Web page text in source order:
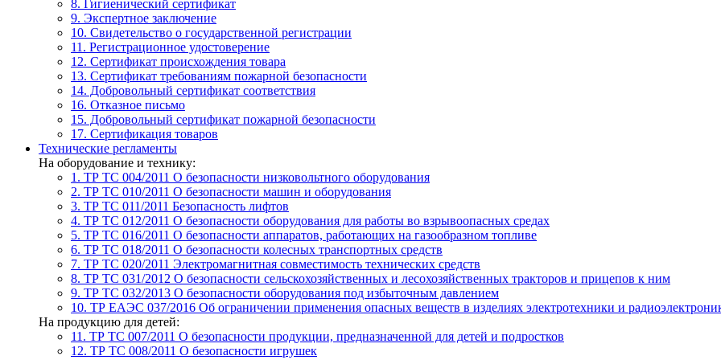
8. Гигиенический сертификат
9. Экспертное заключение
10. Свидетельство о государственной регистрации
11. Регистрационное удостоверение
12. Сертификат происхождения товара
13. Сертификат требованиям пожарной безопасности
14. Добровольный сертификат соответствия
16. Отказное письмо
15. Добровольный сертификат пожарной безопасности
17. Сертификация товаров
Технические регламенты
На оборудование и технику:
1. ТР ТС 004/2011 О безопасности низковольтного оборудования
2. ТР ТС 010/2011 О безопасности машин и оборудования
3. ТР ТС 011/2011 Безопасность лифтов
4. ТР ТС 012/2011 О безопасности оборудования для работы во взрывоопасных средах
5. ТР ТС 016/2011 О безопасности аппаратов, работающих на газообразном топливе
6. ТР ТС 018/2011 О безопасности колесных транспортных средств
7. TР ТС 020/2011 Электромагнитная совместимость технических средств
8. ТР ТС 031/2012 О безопасности сельскохозяйственных и лесохозяйственных тракторов и прицепов к ним
9. ТР ТС 032/2013 О безопасности оборудования под избыточным давлением
10. ТР ЕАЭС 037/2016 Об ограничении применения опасных веществ в изделиях электротехники и
На продукцию для детей:
11. ТР ТС 007/2011 О безопасности продукции, предназначенной для детей и подростков
12. ТР ТС 008/2011 О безопасности игрушек